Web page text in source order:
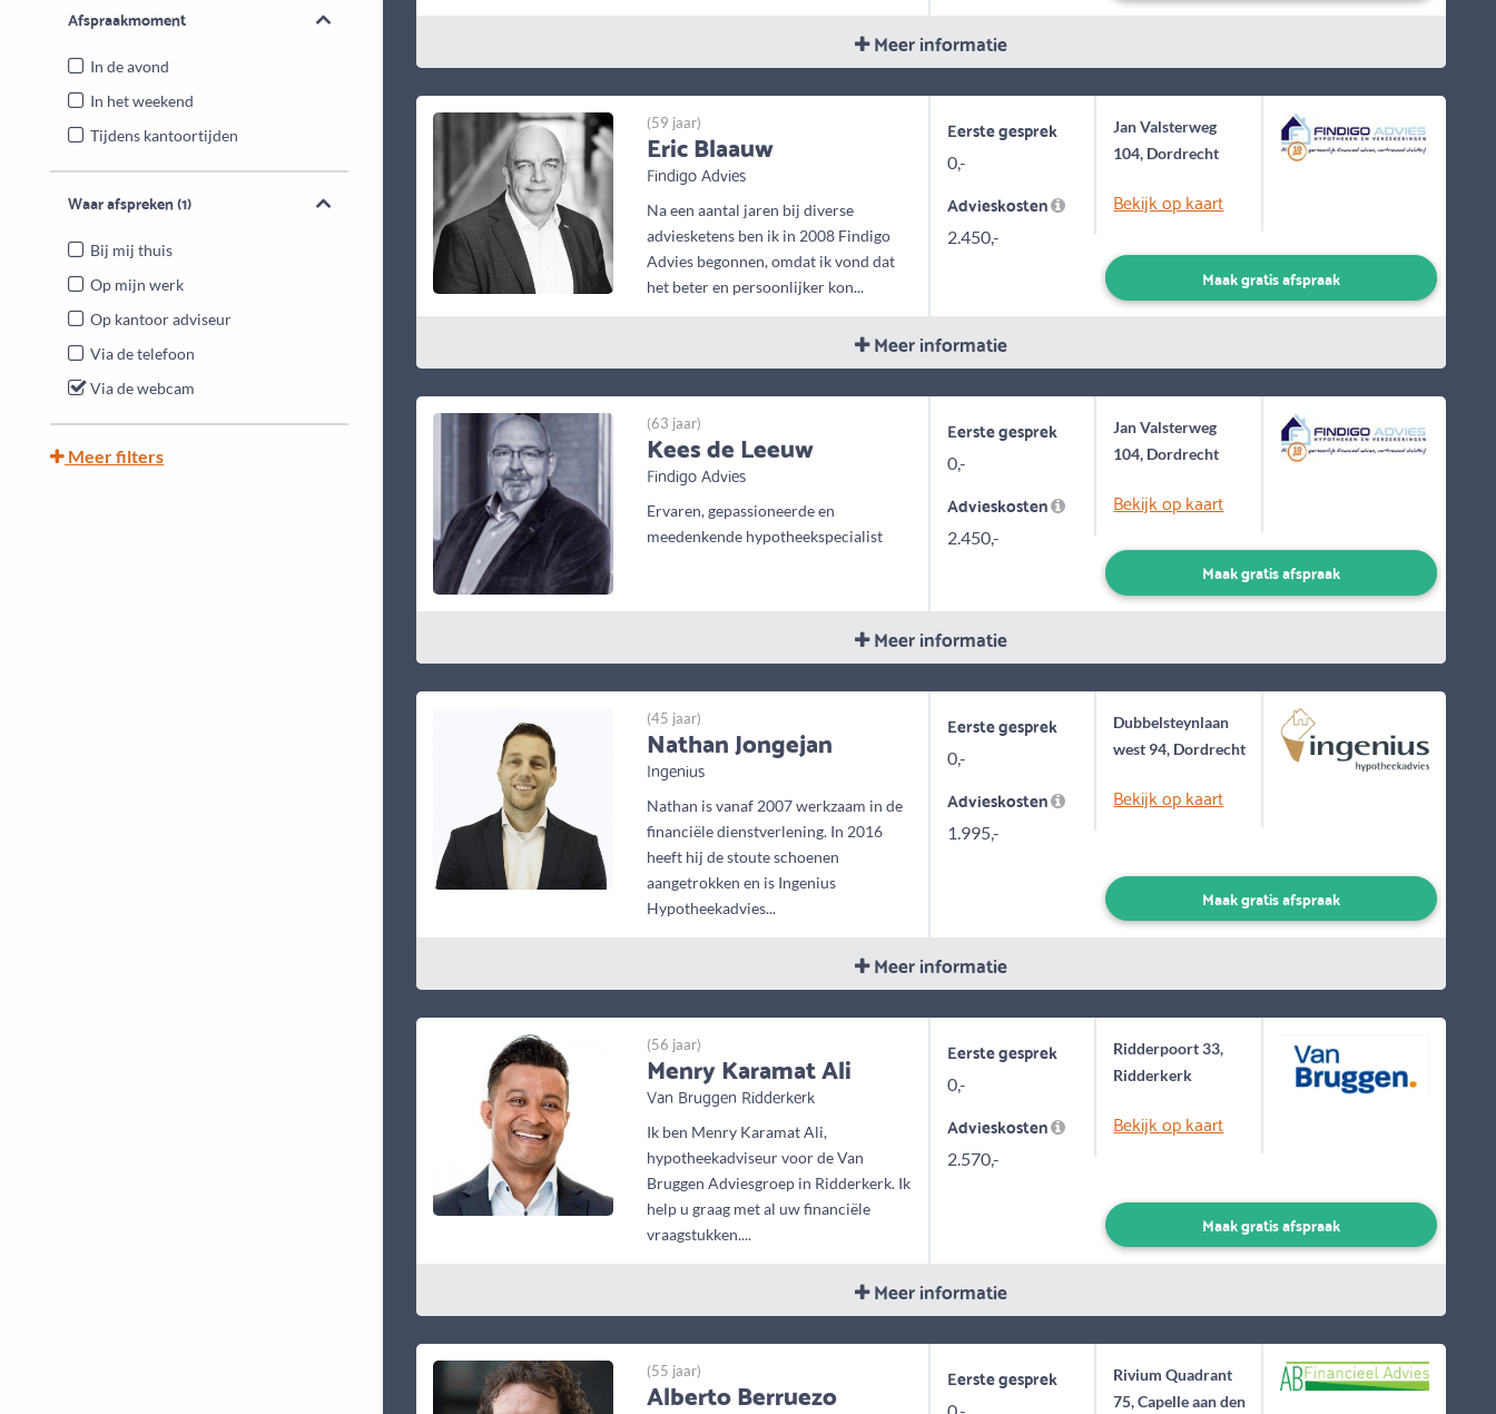
Heel Nederland
Afspraakmoment
In de avond
In het weekend
Tijdens kantoortijden
Waar afspreken(1)
Bij mij thuis
Op mijn werk
Op kantoor adviseur
Via de telefoon
Via de webcam
Meer filters
Meer informatie
(59 jaar)
Eric Blaauw
Findigo Advies
Na een aantal jaren bij diverse
adviesketens ben ik in 2008 Findigo
Advies begonnen, omdat ik vond dat
het beter en persoonlijker kon...
Eerste gesprek
0,-
Advieskosten
2.450,-
Jan Valsterweg
104, Dordrecht
Bekijk op kaart
Maak gratis afspraak
Meer informatie
(63 jaar)
Kees de Leeuw
Findigo Advies
Ervaren, gepassioneerde en
meedenkende hypotheekspecialist
Eerste gesprek
0,-
Advieskosten
2.450,-
Jan Valsterweg
104, Dordrecht
Bekijk op kaart
Maak gratis afspraak
Meer informatie
(45 jaar)
Nathan Jongejan
Ingenius
Nathan is vanaf 2007 werkzaam in de
financiële dienstverlening. In 2016
heeft hij de stoute schoenen
aangetrokken en is Ingenius
Hypotheekadvies...
Eerste gesprek
0,-
Advieskosten
1.995,-
Dubbelsteynlaan
west 94, Dordrecht
Bekijk op kaart
Maak gratis afspraak
Meer informatie
(56 jaar)
Menry Karamat Ali
Van Bruggen Ridderkerk
Ik ben Menry Karamat Ali,
hypotheekadviseur voor de Van
Bruggen Adviesgroep in Ridderkerk. Ik
help u graag met al uw financiële
vraagstukken....
Eerste gesprek
0,-
Advieskosten
2.570,-
Ridderpoort 33,
Ridderkerk
Bekijk op kaart
Maak gratis afspraak
Meer informatie
(55 jaar)
Alberto Berruezo Eerste gesprek
Rivium Quadrant
75, Capelle aan den